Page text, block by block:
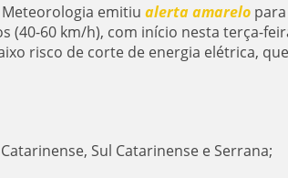
emitiu alerta amarelopara
(40-60 km/h), com início nesta terça-
risco de corte de energia elétrica,
Sul Catarinense e Serrana;